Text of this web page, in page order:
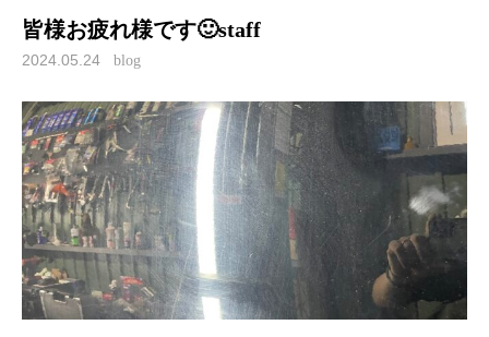
皆様お疲れ様です🙂staff
2024.05.24 blog